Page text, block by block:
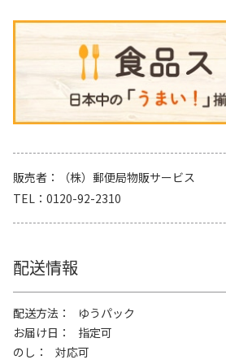
販売者
（株）郵便局物販サービス
TEL
0120-92-2310
配送情報
配送方法
ゆうパック
お届け日
指定可
のし
対応可